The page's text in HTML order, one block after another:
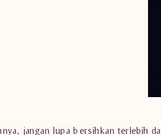
jangan lupa bersihkan terlebih